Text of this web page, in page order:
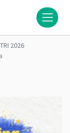
2026